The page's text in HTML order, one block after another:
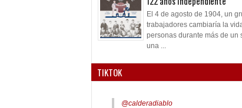
El 4 de agosto de 1904, un
trabajadores cambiaría la
personas durante más de un
una ...
TIKTOK
@calderadiablo